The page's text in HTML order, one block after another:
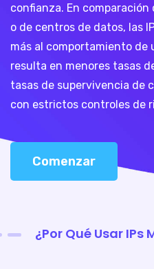
confianza. En comparación
o de centros de datos, las
más al comportamiento de
resulta en menores tasas
tasas de supervivencia de
con estrictos controles de
Comenzar
¿Por Qué Usar